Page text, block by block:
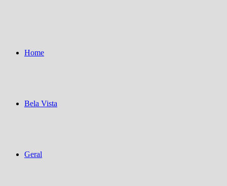
Home
Bela Vista
Geral